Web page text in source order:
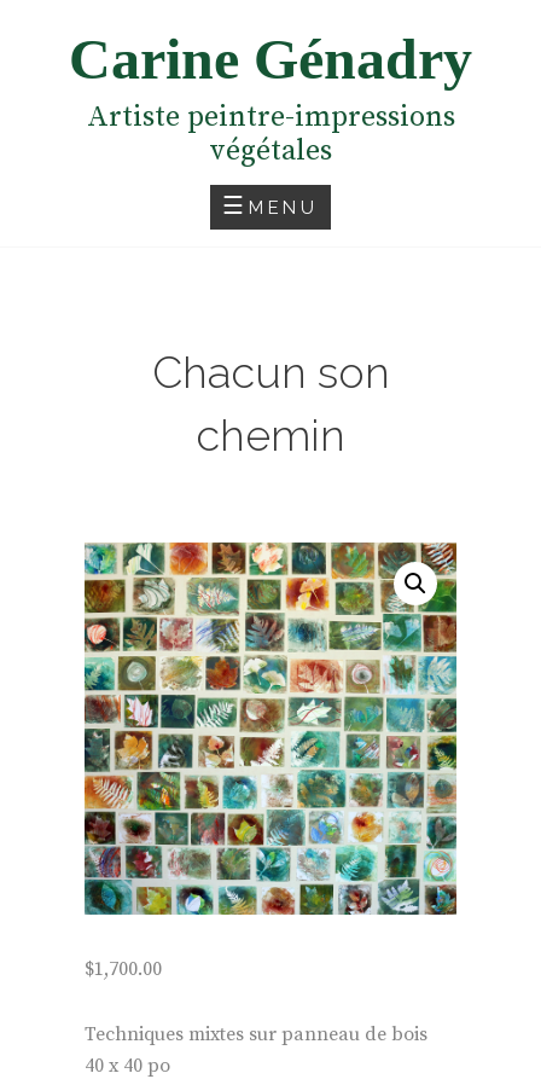
Carine Génadry
Artiste peintre-impressions
végétales
MENU
Chacun son
chemin
$1,700.00
Techniques mixtes sur panneau de bois
40 x 40 po